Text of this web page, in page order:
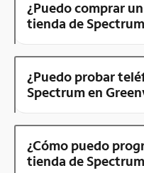
¿Puedo comprar
tienda de
¿Puedo probar
Spectrum en
¿Cómo puedo
tienda de